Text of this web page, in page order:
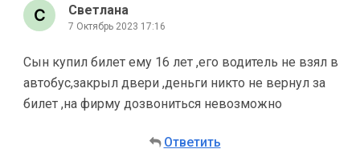
Светлана
7 Октябрь 2023 17:16
Сын купил билет ему 16 лет ,его водитель не взял в
автобус,закрыл двери ,деньги никто не вернул за
билет ,на фирму дозвониться невозможно
Ответить